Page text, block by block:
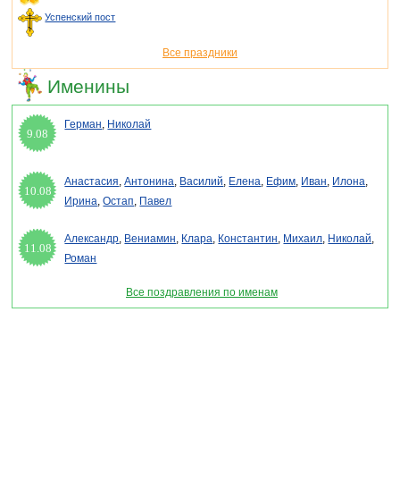
Успенский пост
Все праздники
Именины
9.08
Герман, Николай
10.08
Анастасия,Антонина, Василий, Елена, Ефим, Иван, Илона,
Ирина,Остап, Павел
11.08
Александр, Вениамин, Клара, Константин, Михаил, Николай,
Роман
Все поздравления по именам